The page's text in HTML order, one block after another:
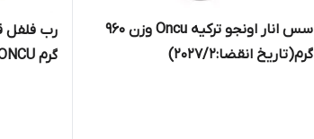
سس انار اونجو ترکیه Oncu وزن 960
گرم(تاریخ انقضا:2027/2)
گرم ONCU